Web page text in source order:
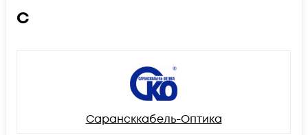
С
Сарансккабель-Оптика